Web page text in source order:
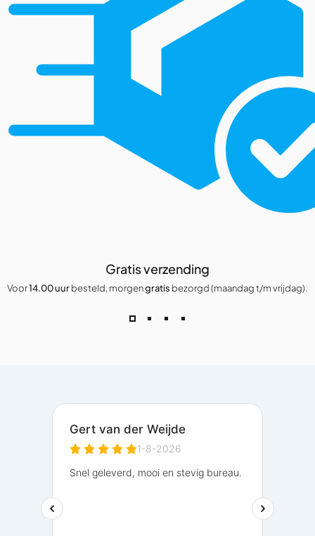
Gratis verzending
Voor14.00 uurbesteld, morgengratis bezorgd (maandag t/m vrijdag).